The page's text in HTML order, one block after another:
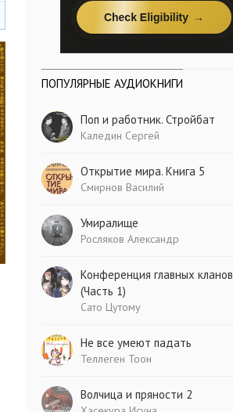
ПОПУЛЯРНЫЕ АУДИОКНИГИ
Поп и работник. Стройбат
Каледин Сергей
Открытие мира. Книга 5
Смирнов Василий
Умиралище
Росляков Александр
Конференция главных кланов
(Часть 1)
Сато Цутому
Не все умеют падать
Теллеген Тоон
Волчица и пряности 2